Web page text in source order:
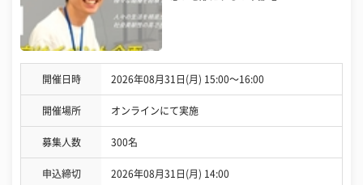
開催日時 2026年08月31日(月) 15:00〜16:00
開催場所 オンラインにて実施
募集人数 300名
申込締切 2026年08月31日(月) 14:00